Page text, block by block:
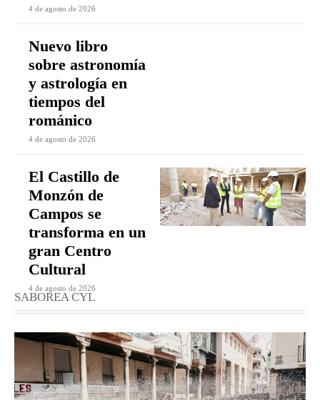
4 de agosto de 2026
Nuevo libro
sobre astronomía
y astrología en
tiempos del
románico
4 de agosto de 2026
El Castillo de
Monzón de
Campos se
transforma en un
gran Centro
Cultural
4 de agosto de 2026
SABOREA CYL